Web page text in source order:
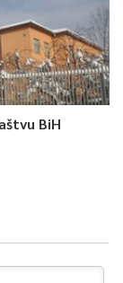
BiH